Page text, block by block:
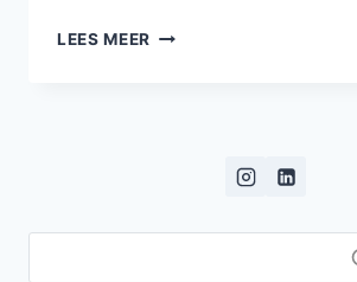
LEES MEER PITTIGE